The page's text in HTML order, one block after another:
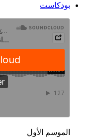
بودكاست
الموسم الأول